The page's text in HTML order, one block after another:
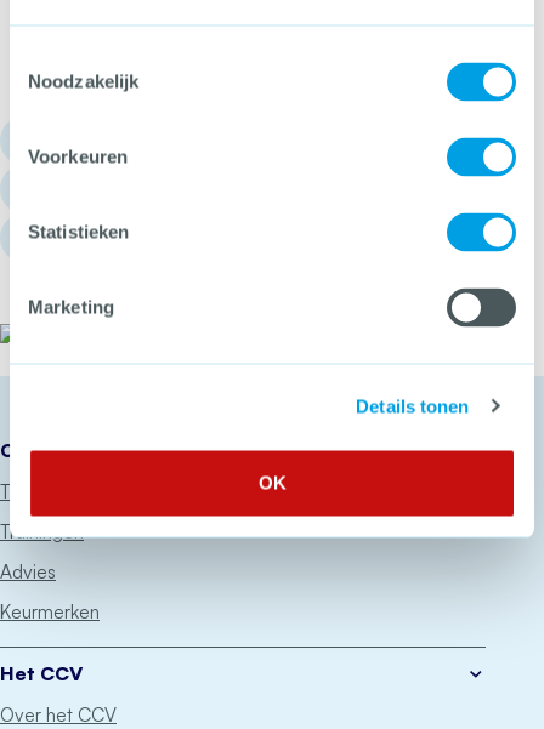
Noodzakelijk
Voorkeuren
Statistieken
Marketing
Details tonen
OK
Churchilllaan 11, 3527 GV Utrecht
Onze diensten
Thema’s
Trainingen
Advies
Keurmerken
Het CCV
Over het CCV